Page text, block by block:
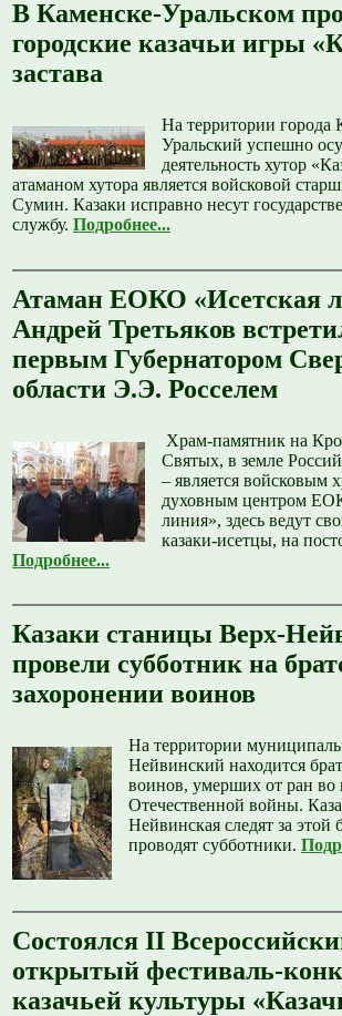
В Каменске-Уральском
городские казачьи игры
застава
На территории города
Уральский успешно
деятельность хутор
атаманом хутора является войсковой
Сумин. Казаки исправно несут
службу.Подробнее...
Атаман ЕОКО «Исетская
Андрей Третьяков
первым Губернатором
области Э.Э. Росселем
Храм-памятник на
Святых, в земле
– является войсковым
духовным центром
линия», здесь ведут
казаки-исетцы, на
Подробнее...
Казаки станицы Верх-
провели субботник на
захоронении воинов
На территории
Нейвинский находится
воинов, умерших от ран во
Отечественной войны.
Нейвинская следят за этой
проводят субботники.
Состоялся II
открытый фестиваль-
казачьей культуры